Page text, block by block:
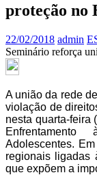
proteção no
22/02/2018 admin
Seminário reforça
A união da rede
violação de
nesta quarta-feira
Adolescentes.
regionais ligadas
que expõem a